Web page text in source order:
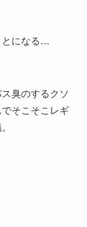
とになる…
臭のするクソ
そこそこレギ